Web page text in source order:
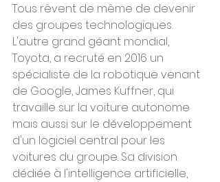
Tous rêvent de même de devenir
des groupes technologiques.
L'autre grand géant mondial,
Toyota, a recruté en 2016 un
spécialiste de la robotique venant
de Google, James Kuffner, qui
travaille sur la voiture autonome
mais aussi sur le développement
d'un logiciel central pour les
voitures du groupe. Sa division
dédiée à l'intelligence artificielle,